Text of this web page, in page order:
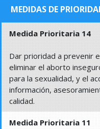
MEDIDAS DE
Medida Prioritaria 14
Dar prioridad a prevenir
eliminar el aborto
para la sexualidad, y el
información,
calidad.
Medida Prioritaria 11